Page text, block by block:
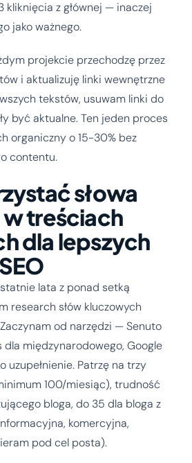
kliknięcia z głównej — inaczej
jako ważnego.
projekcie przechodzę przez
i aktualizuję linki wewnętrzne
tekstów, usuwam linki do
być aktualne. Ten jeden proces
organiczny o 15-30% bez
contentu.
słowa
treściach
dla lepszych
lata z ponad setką
research słów kluczowych
od narzędzi — Senuto
dla międzynarodowego, Google
uzupełnienie. Patrzę na trzy
100/miesiąc), trudność
bloga, do 35 dla bloga z
komercyjna,
pod cel posta).